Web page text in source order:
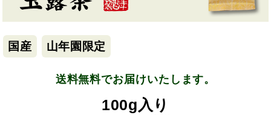
国産 山年園限定
送料無料でお届けいたします。
100g入り